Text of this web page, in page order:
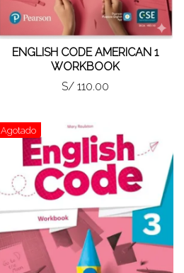
ENGLISH CODE AMERICAN 1
WORKBOOK
S/ 110.00
Agotado